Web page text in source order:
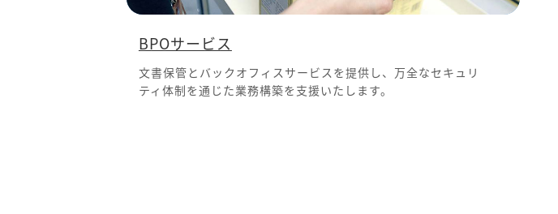
BPOサービス
文書保管とバックオフィスサービスを提供し、万全なセキュリ
ティ体制を通じた業務構築を支援いたします。